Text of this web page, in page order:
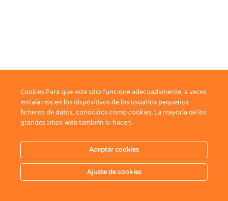
Cookies Para que este sitio funcione adecuadamente, a veces
instalamos en los dispositivos de los usuarios pequeños
ficheros de datos, conocidos como cookies. La mayoría de los
grandes sitios web también lo hacen.
Aceptar cookies
Ajuste de cookies